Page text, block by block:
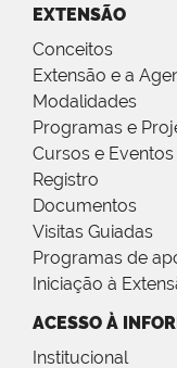
EXTENSÃO
Conceitos
Extensão e a
Modalidades
Programas e
Cursos e Eventos
Registro
Documentos
Visitas Guiadas
Programas de
Iniciação à
ACESSO À
Institucional